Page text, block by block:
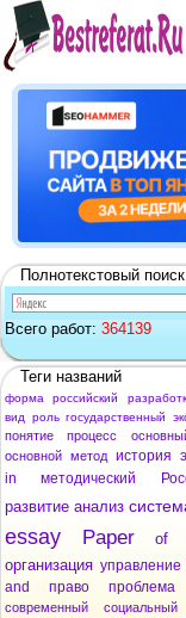
Полнотекстовый поиск
Всего работ: 364139
Теги названий
форма российский
вид
роль государственный
понятие
процесс
основной метод история
in
методический
развитие анализ
essay
Paper of
организация управление
and
право проблема
современный социальный